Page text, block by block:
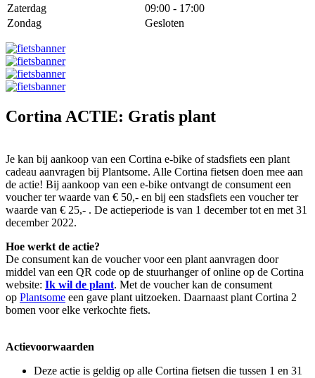
Zaterdag
09:00 - 17:00
Zondag
Gesloten
Cortina ACTIE: Gratis plant
Je kan bij aankoop van een Cortina e-bike of stadsfiets een plant
cadeau aanvragen bij Plantsome. Alle Cortina fietsen doen mee aan
de actie! Bij aankoop van een e-bike ontvangt de consument een
voucher ter waarde van € 50,- en bij een stadsfiets een voucher ter
waarde van € 25,- . De actieperiode is van 1 december tot en met 31
december 2022.
Hoe werkt de actie?
De consument kan de voucher voor een plant aanvragen door
middel van een QR code op de stuurhanger of online op de Cortina
website: Ik wil de plant. Met de voucher kan de consument
op Plantsome een gave plant uitzoeken. Daarnaast plant Cortina 2
bomen voor elke verkochte fiets.
Actievoorwaarden
Deze actie is geldig op alle Cortina fietsen die tussen 1 en 31